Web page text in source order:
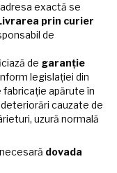
exactă se
prin curier
de
de garanție
legislației din
fabricație apărute în
cauzate de
uzură normală
dovada